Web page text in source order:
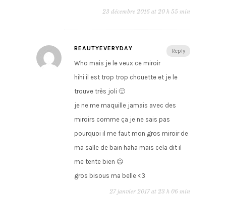
23 décembre 2016 at 20 h 55 min
Reply
BEAUTYEVERYDAY
Who mais je le veux ce miroir
hihi il est trop trop chouette et je le
trouve très joli 🙂
je ne me maquille jamais avec des
miroirs comme ça je ne sais pas
pourquoi il me faut mon gros miroir de
ma salle de bain haha mais cela dit il
me tente bien 😉
gros bisous ma belle <3
27 janvier 2017 at 23 h 06 min